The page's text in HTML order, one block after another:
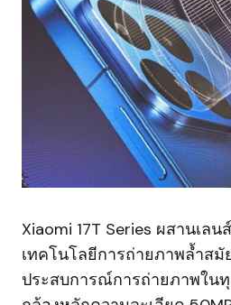
Xiaomi 17T Series ผสานเลน
เทคโนโลยีการถ่ายภาพล้ำส
ประสบการณ์การถ่ายภาพใน